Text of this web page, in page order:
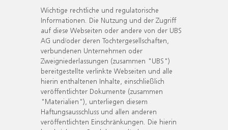
Wichtige rechtliche und regulatorische
Informationen. Die Nutzung und der Zugriff
auf diese Webseiten oder andere von der UBS
AG und/oder deren Tochtergesellschaften,
verbundenen Unternehmen oder
Zweigniederlassungen (zusammen "UBS")
bereitgestellte verlinkte Webseiten und alle
hierin enthaltenen Inhalte, einschließlich
veröffentlichter Dokumente (zusammen
"Materialien"), unterliegen diesem
Haftungsausschluss und allen anderen
veröffentlichten Einschränkungen. Die hierin